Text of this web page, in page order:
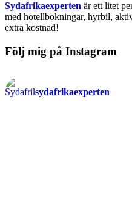
Sydafrikaexperten är ett litet
med hotellbokningar, hyrbil,
extra kostnad!
Följ mig på Instagram
sydafrikaexperten